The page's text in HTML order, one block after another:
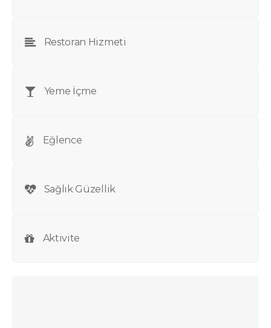
Restoran Hizmeti
Yeme İçme
Eğlence
Sağlık Güzellik
Aktivite